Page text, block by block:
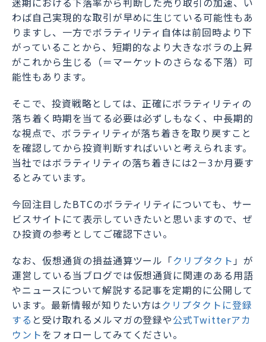
わば自己実現的な取引が早めに生じている可能性もあ
りますし、一方でボラティリティ自体は前回時より下
がっていることから、短期的なより大きなボラの上昇
がこれから生じる（＝マーケットのさらなる下落）可
能性もあります。
そこで、投資戦略としては、正確にボラティリティの
落ち着く時期を当てる必要は必ずしもなく、中長期的
な視点で、ボラティリティが落ち着きを取り戻すこと
を確認してから投資判断すればいいと考えられます。
当社ではボラティリティの落ち着きには2－3か月要す
るとみています。
今回注目したBTCのボラティリティについても、サー
ビスサイトにて表示していきたいと思いますので、ぜ
ひ投資の参考としてご確認下さい。
なお、仮想通貨の損益通算ツール「クリプタクト」が
運営している当ブログでは仮想通貨に関連のある用語
やニュースについて解説する記事を定期的に公開して
います。最新情報が知りたい方はクリプタクトに登録
する と受け取れるメルマガの登録や公式Twitterアカ
ウントをフォローしてみてください。